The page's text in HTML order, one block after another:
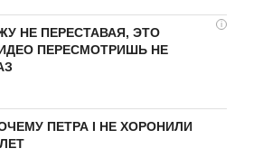
i
НЕ ПЕРЕСТАВАЯ, ЭТО
ПЕРЕСМОТРИШЬ НЕ
ПЕТРА I НЕ ХОРОНИЛИ